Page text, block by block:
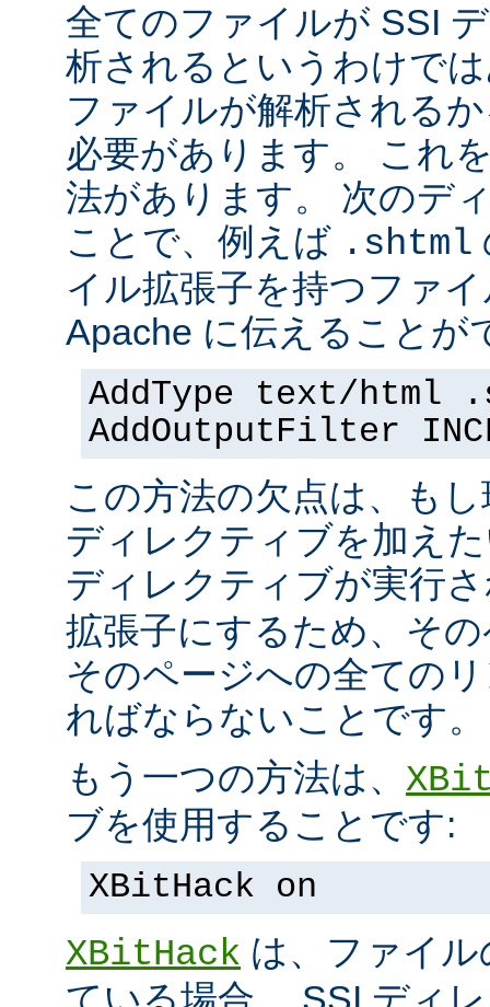
全てのファイルが SSI
析されるというわけで
ファイルが解析される
必要があります。 これ
法があります。 次のデ
ことで、例えば .shtml
イル拡張子を持つファ
Apache に伝えることが
AddType text/html
AddOutputFilter
この方法の欠点は、も
ディレクティブを加え
ディレクティブが実行
拡張子にするため、そ
そのページへの全ての
ればならないことです。
もう一つの方法は、
ブを使用することです:
XBitHack on
XBitHack は、ファイ